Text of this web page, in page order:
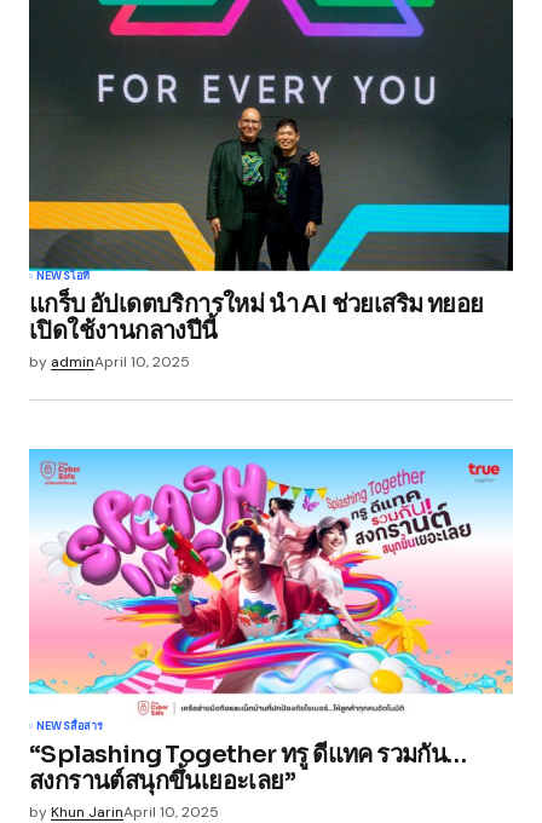
Required fields are marked*
Comment *
Your Name*
Your E-mail*
browser for the next time I comment.
Submit Comment
NEWSไอที
แกร็บ อัปเดตบริการใหม่ นำ AI ช่วยเสริม ทยอย
เปิดใช้งานกลางปีนี้
by adminApril 10, 2025
NEWSสื่อสาร
“Splashing Together ทรู ดีแทค รวมกัน…
สงกรานต์สนุกขึ้นเยอะเลย”
byKhun JarinApril 10, 2025